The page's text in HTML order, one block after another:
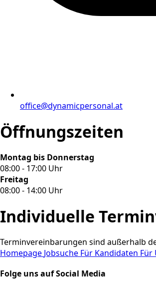
office@dynamicpersonal.at
Öffnungszeiten
Montag bis Donnerstag
08:00 - 17:00 Uhr
Freitag
08:00 - 14:00 Uhr
Individuelle
Terminvereinbarungen sind außerhalb
Homepage Jobsuche Für Kandidaten Für
Folge uns auf Social Media